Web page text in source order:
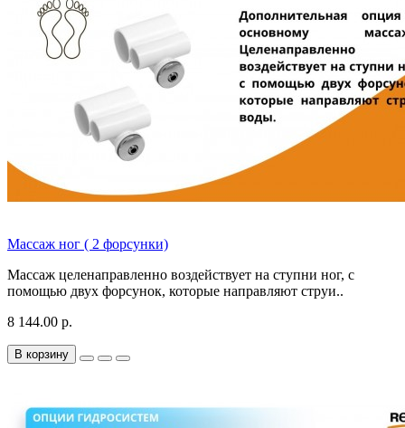
Массаж ног ( 2 форсунки)
Массаж целенаправленно воздействует на ступни ног, с
помощью двух форсунок, которые направляют струи..
8 144.00 р.
В корзину